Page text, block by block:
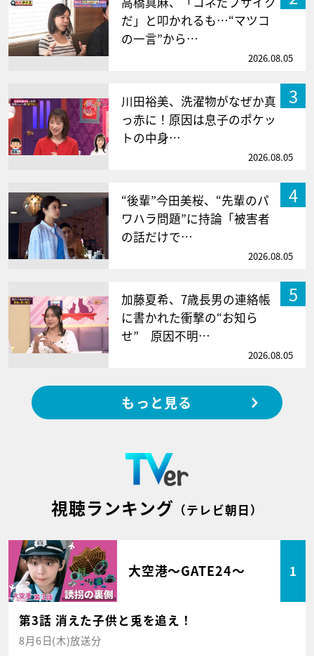
だ」と叩かれるも…“マツコ
の一言”から…
2026.08.05
3
川田裕美、洗濯物がなぜか真
っ赤に！原因は息子のポケッ
トの中身…
2026.08.05
4
“後輩”今田美桜、“先輩のパ
ワハラ問題”に持論「被害者
の話だけで…
2026.08.05
5
加藤夏希、7歳長男の連絡帳
に書かれた衝撃の“お知ら
せ” 原因不明…
2026.08.05
もっと見る
視聴ランキング （テレビ朝日）
大空港～GATE24～ 1
第3話 消えた子供と兎を追え！
8月6日(木)放送分